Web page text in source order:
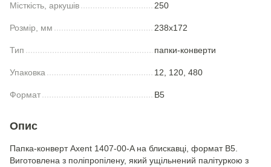
Місткість, аркушів 250
Розмір, мм 238x172
Тип папки-конверти
Упаковка 12, 120, 480
Формат B5
Опис
Папка-конверт Axent 1407-00-A на блискавці, формат B5.
Виготовлена з поліпропілену, який ущільнений палітуркою з